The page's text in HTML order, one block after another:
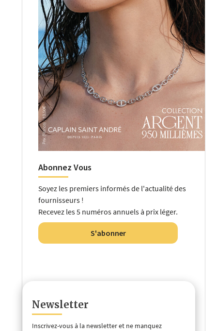
Abonnez Vous
Soyez les premiers informés de l'actualité des
fournisseurs !
Recevez les 5 numéros annuels à prix léger.
S'abonner
Newsletter
Inscrivez-vous à la newsletter et ne manquez